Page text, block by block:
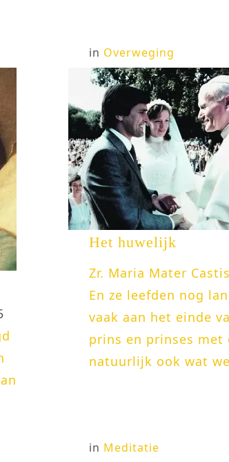
in Overweging
Het huwelijk
Zr. Maria Mater
En ze leefden nog
vaak aan het einde
prins en prinses
natuurlijk ook wat
in Meditatie